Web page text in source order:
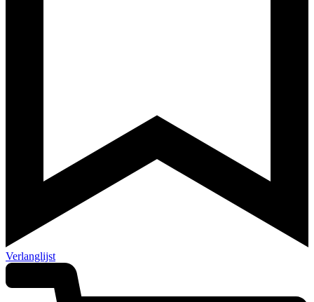
Verlanglijst